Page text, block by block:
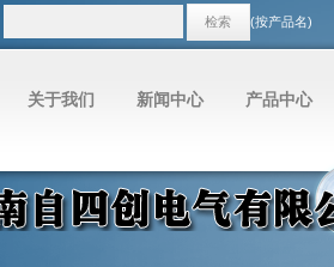
(按产品名)
关于我们 新闻中心 产品中心